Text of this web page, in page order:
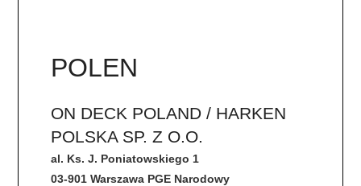
POLEN
ON DECK POLAND / HARKEN
POLSKA SP. Z O.O.
al. Ks. J. Poniatowskiego 1
03-901 Warszawa PGE Narodowy